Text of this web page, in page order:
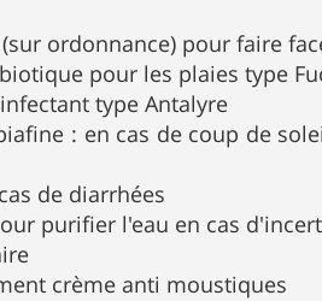
ordonnance) pour faire
pour les plaies type
type Antalyre
: en cas de coup de
de diarrhées
purifier l'eau en cas
crème anti moustiques